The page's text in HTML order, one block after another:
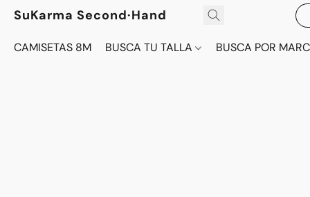
SuKarma Second·Hand
CAMISETAS 8M BUSCA TU TALLA BUSCA POR